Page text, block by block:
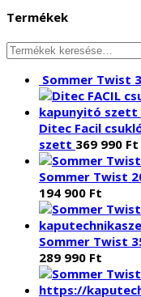
Termékek
Keresés
következőre:
Sommer Twist
Ditec Facil
szett 369 990 Ft
Sommer Twist
194 900 Ft
Sommer Twist
289 990 Ft